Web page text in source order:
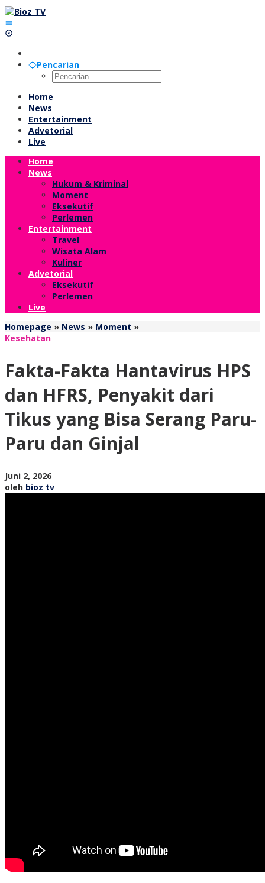
Lewati
ke
konten
Pencarian
Home
News
Entertainment
Advetorial
Live
Home
News
Hukum & Kriminal
Moment
Eksekutif
Perlemen
Entertainment
Travel
Wisata Alam
Kuliner
Advetorial
Eksekutif
Perlemen
Live
Homepage » News » Moment »Fakta-
dan
Penyakit
dari
Tikus
yang
Ginjal
Kesehatan
Fakta-Fakta Hantavirus HPS
dan HFRS, Penyakit dari
Tikus yang Bisa Serang Paru-
Paru dan Ginjal
Juni 2, 2026oleh
bioz
oleh bioz tv